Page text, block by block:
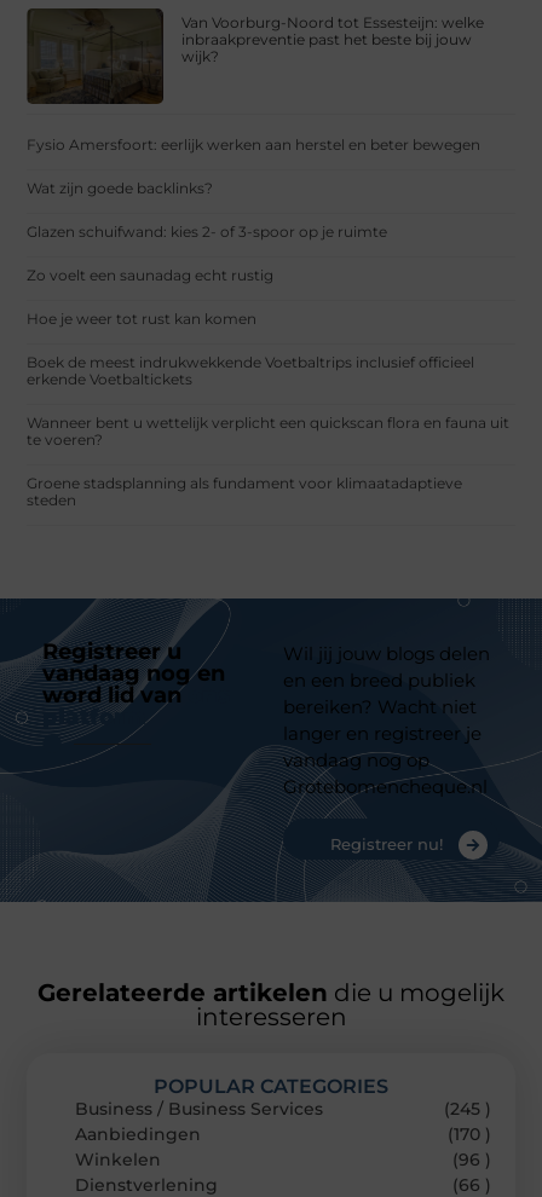
Van Voorburg-Noord tot Essesteijn: welke
inbraakpreventie past het beste bij jouw
wijk?
Fysio Amersfoort: eerlijk werken aan herstel en beter bewegen
Wat zijn goede backlinks?
Glazen schuifwand: kies 2- of 3-spoor op je ruimte
Zo voelt een saunadag echt rustig
Hoe je weer tot rust kan komen
Boek de meest indrukwekkende Voetbaltrips inclusief officieel
erkende Voetbaltickets
Wanneer bent u wettelijk verplicht een quickscan flora en fauna uit
te voeren?
Groene stadsplanning als fundament voor klimaatadaptieve
steden
Registreer u
vandaag nog en
word lid van
platform
Wil jij jouw blogs delen
en een breed publiek
bereiken? Wacht niet
langer en registreer je
vandaag nog op
Grotebomencheque.nl
Registreer nu!
Gerelateerde artikelen die u mogelijk
interesseren
POPULAR CATEGORIES
Business / Business Services
(245 )
Aanbiedingen
(170 )
Winkelen
(96 )
Dienstverlening
(66 )